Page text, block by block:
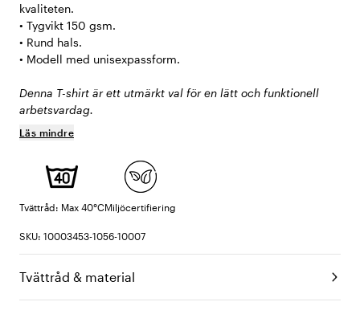
kvaliteten.
• Tygvikt 150 gsm.
• Rund hals.
• Modell med unisexpassform.
Denna T-shirt är ett utmärkt val för en lätt och funktionell
arbetsvardag.
Läs mindre
Tvättråd: Max 40°CMiljöcertifiering
SKU: 10003453-1056-10007
Tvättråd & material